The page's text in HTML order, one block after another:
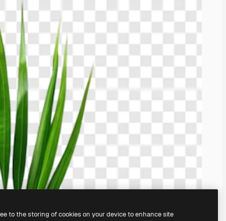
to the storing of cookies on your device to enhance site